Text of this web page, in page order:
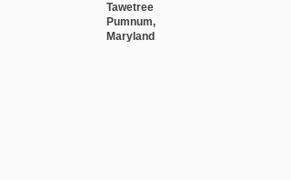
Tawetree
Pumnum,
Maryland